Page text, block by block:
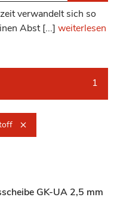
verwandelt sich so
Abst [...] weiterlesen
1
GK-UA 2,5 mm